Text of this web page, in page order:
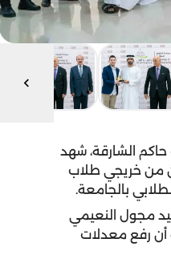
الشارقة، شهد
من خريجي طلاب
مجول النعيمي
أن رفع معدلات